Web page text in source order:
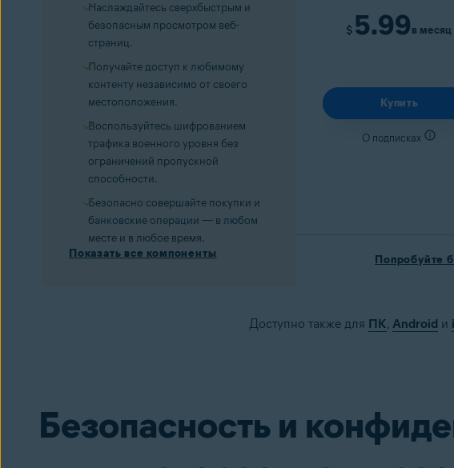
Наслаждайтесь сверхбыстрым и
безопасным просмотром веб-
страниц.
Получайте доступ к любимому
контенту независимо от своего
местоположения.
Воспользуйтесь шифрованием
трафика военного уровня без
ограничений пропускной
способности.
Безопасно совершайте покупки и
банковские операции — в любом
месте и в любое время.
Показать все компоненты
$ 5.99в месяц
Купить
О подписках
Попробуйте
Доступно также для ПК, Android и
Безопасность и